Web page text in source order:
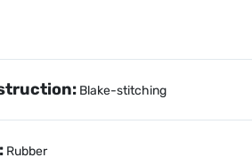
Blake-stitching
Rubber